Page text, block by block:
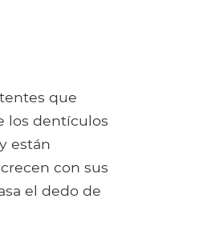
que
los dentículos
están
con sus
el dedo de